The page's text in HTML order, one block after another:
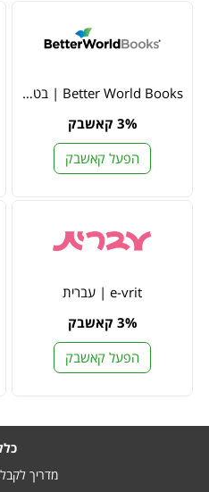
Better World Books | בטר וורלד בוקס
3% קאשבק
הפעל קאשבק
e-vrit | עברית
3% קאשבק
הפעל קאשבק
מדריך